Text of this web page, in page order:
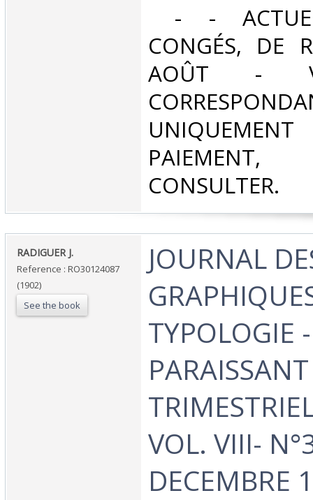
- -
CONGÉS, DE
AOÛT -
CONSULTER.‎
‎RADIGUER J.‎
Reference : RO30124087
(1902)
See the book
‎JOURNAL
TYPOLOGIE -
PARAISSANT
VOL. VIII-
DECEMBRE